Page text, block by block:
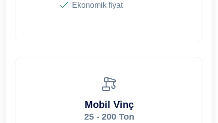
Ekonomik fiyat
Mobil Vinç
25 - 200 Ton